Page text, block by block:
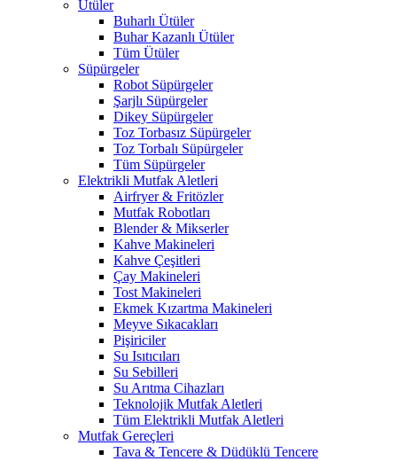
Ütüler
Buharlı Ütüler
Buhar Kazanlı Ütüler
Tüm Ütüler
Süpürgeler
Robot Süpürgeler
Şarjlı Süpürgeler
Dikey Süpürgeler
Toz Torbasız Süpürgeler
Toz Torbalı Süpürgeler
Tüm Süpürgeler
Elektrikli Mutfak Aletleri
Airfryer & Fritözler
Mutfak Robotları
Blender & Mikserler
Kahve Makineleri
Kahve Çeşitleri
Çay Makineleri
Tost Makineleri
Ekmek Kızartma Makineleri
Meyve Sıkacakları
Pişiriciler
Su Isıtıcıları
Su Sebilleri
Su Arıtma Cihazları
Teknolojik Mutfak Aletleri
Tüm Elektrikli Mutfak Aletleri
Mutfak Gereçleri
Tava & Tencere & Düdüklü Tencere